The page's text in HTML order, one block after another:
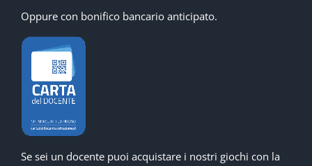
Oppure con bonifico bancario anticipato.
Se sei un docente puoi acquistare i nostri giochi con la